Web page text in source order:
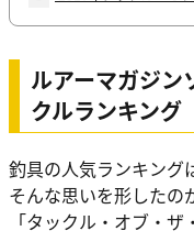
ルアーマガジン
クルランキング
釣具の人気ランキング
そんな思いを形したの
「タックル・オブ・ザ